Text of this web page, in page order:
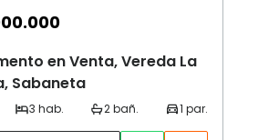
en Venta, Vereda La
Sabaneta